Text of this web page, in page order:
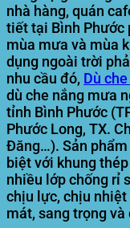
nhà hàng, quán
tiết tại Bình Phước
mùa mưa và mùa
dụng ngoài trời
nhu cầu đó, Dù che
dù che nắng mưa
tỉnh Bình Phước
Phước Long, TX.
Đăng…). Sản
biệt với khung
nhiều lớp chống rỉ
chịu lực, chịu
mát, sang trọng và